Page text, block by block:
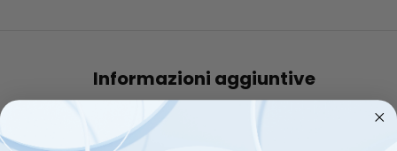
Informazioni aggiuntive